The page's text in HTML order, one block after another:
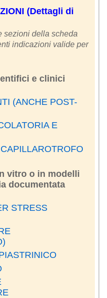
(Dettagli di
sezioni della scheda
indicazioni valide per
e clinici
(ANCHE POST-
E
vitro o in modelli
documentata
STRESS